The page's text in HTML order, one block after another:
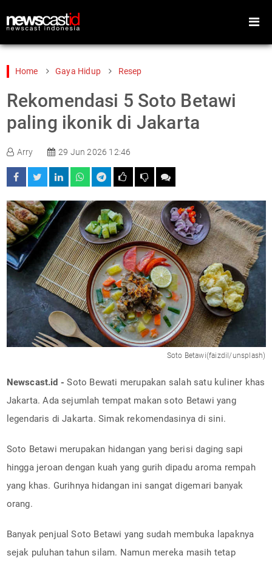
Home
Peristiwa
Gaya Hidup
Games
Home Gaya Hidup Resep
Rekomendasi 5 Soto Betawi
paling ikonik di Jakarta
Arry 29 Jun 2026 12:46
Soto Betawi(faizdil/unsplash)
Newscast.id - Soto Bewati merupakan salah satu kuliner khas
Jakarta. Ada sejumlah tempat makan soto Betawi yang
legendaris di Jakarta. Simak rekomendasinya di sini.
Soto Betawi merupakan hidangan yang berisi daging sapi
hingga jeroan dengan kuah yang gurih dipadu aroma rempah
yang khas. Gurihnya hidangan ini sangat digemari banyak
orang.
Banyak penjual Soto Betawi yang sudah membuka lapaknya
sejak puluhan tahun silam. Namun mereka masih tetap